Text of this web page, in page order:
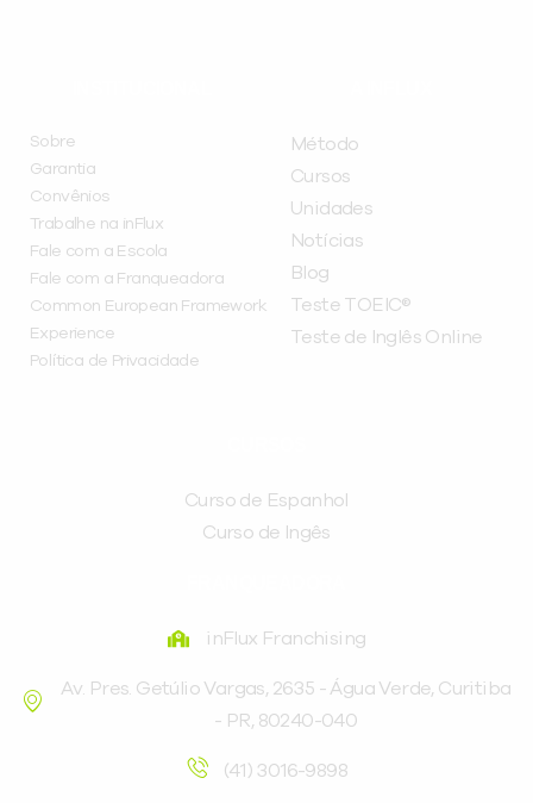
Sobre
Garantia
Convênios
Trabalhe na inFlux
Fale com a Escola
Fale com a Franqueadora
Common European Framework
Experience
Política de Privacidade
Método
Cursos
Unidades
Notícias
Blog
Teste TOEIC®
Teste de Inglês Online
Curso de Espanhol
Curso de Ingês
inFlux Franchising
Av. Pres. Getúlio Vargas, 2635 - Água Verde, Curitiba
- PR, 80240-040
(41) 3016-9898